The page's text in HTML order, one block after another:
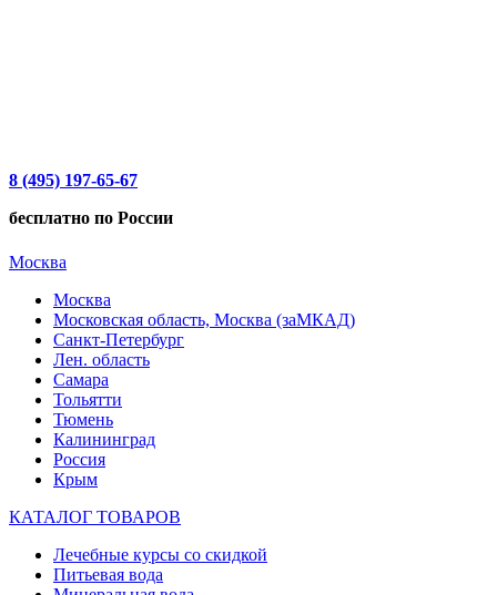
8 (495) 197-65-67
бесплатно по России
Москва
Москва
Московская область, Москва (заМКАД)
Санкт-Петербург
Лен. область
Самара
Тольятти
Тюмень
Калининград
Россия
Крым
КАТАЛОГ ТОВАРОВ
Лечебные курсы со скидкой
Питьевая вода